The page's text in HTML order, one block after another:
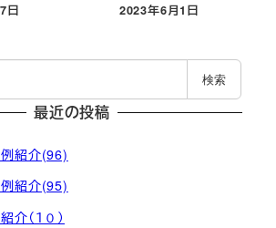
日
投稿日
2023年6月1日
検索
最近の投稿
例紹介(96)
例紹介(95)
介（１０）